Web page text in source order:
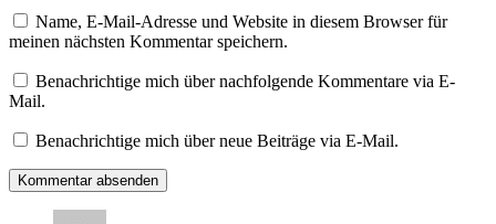
Name, E-Mail-Adresse und Website in diesem Browser für
meinen nächsten Kommentar speichern.
Benachrichtige mich über nachfolgende Kommentare via E-
Mail.
Benachrichtige mich über neue Beiträge via E-Mail.